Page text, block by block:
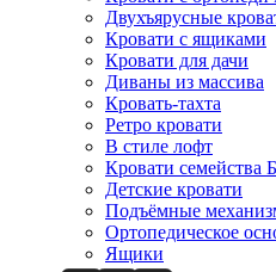
Двухъярусные
Кровати с ящиками
Кровати для дачи
Диваны из массива
Кровать-тахта
Ретро кровати
В стиле лофт
Кровати семейства
Детские кровати
Подъёмные
Ортопедическое
Ящики